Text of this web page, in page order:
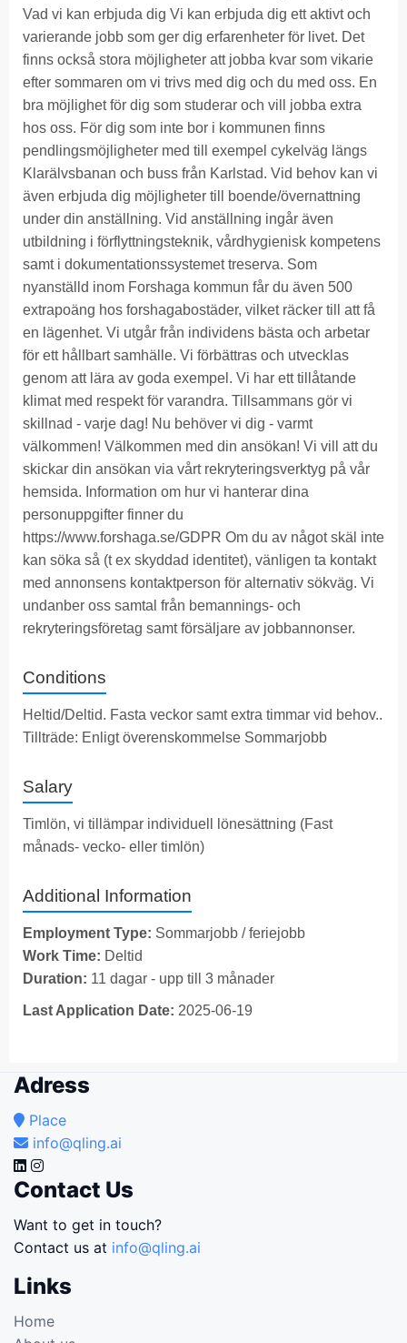
Vad vi kan erbjuda dig Vi kan erbjuda dig ett aktivt och
varierande jobb som ger dig erfarenheter för livet. Det
finns också stora möjligheter att jobba kvar som vikarie
efter sommaren om vi trivs med dig och du med oss. En
bra möjlighet för dig som studerar och vill jobba extra
hos oss. För dig som inte bor i kommunen finns
pendlings­möjligheter med till exempel cykelväg längs
Klarälvsbanan och buss från Karlstad. Vid behov kan vi
även erbjuda dig möjligheter till boende/övernattning
under din anställning. Vid anställning ingår även
utbildning i förflyttningsteknik, vårdhygienisk kompetens
samt i dokumentationssystemet treserva. Som
nyanställd inom Forshaga kommun får du även 500
extrapoäng hos forshagabostäder, vilket räcker till att få
en lägenhet. Vi utgår från individens bästa och arbetar
för ett hållbart samhälle. Vi förbättras och utvecklas
genom att lära av goda exempel. Vi har ett tillåtande
klimat med respekt för varandra. Tillsammans gör vi
skillnad - varje dag! Nu behöver vi dig - varmt
välkommen! Välkommen med din ansökan! Vi vill att du
skickar din ansökan via vårt rekryteringsverktyg på vår
hemsida. Information om hur vi hanterar dina
personuppgifter finner du
https://www.forshaga.se/GDPR Om du av något skäl inte
kan söka så (t ex skyddad identitet), vänligen ta kontakt
med annonsens kontaktperson för alternativ sökväg. Vi
undanber oss samtal från bemannings- och
rekryteringsföretag samt försäljare av jobbannonser.
Conditions
Heltid/Deltid. Fasta veckor samt extra timmar vid behov..
Tillträde: Enligt överenskommelse Sommarjobb
Salary
Timlön, vi tillämpar individuell lönesättning (Fast
månads- vecko- eller timlön)
Additional Information
Employment Type: Sommarjobb / feriejobb
Work Time: Deltid
Duration: 11 dagar - upp till 3 månader
Last Application Date: 2025-06-19
Adress
Place
info@qling.ai
Contact Us
Want to get in touch?
Contact us at info@qling.ai
Links
Home